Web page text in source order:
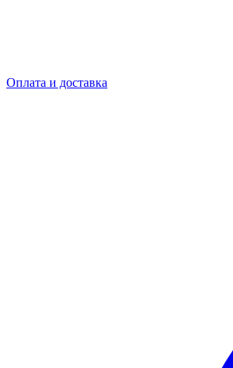
Оплата и доставка